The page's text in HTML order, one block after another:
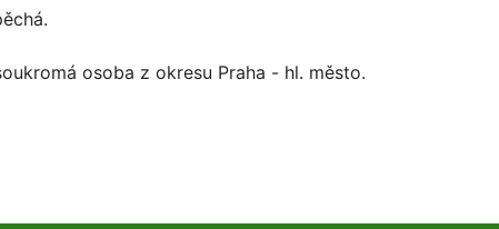
osoba z okresu Praha - hl. město.